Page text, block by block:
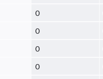
0
0
0
0